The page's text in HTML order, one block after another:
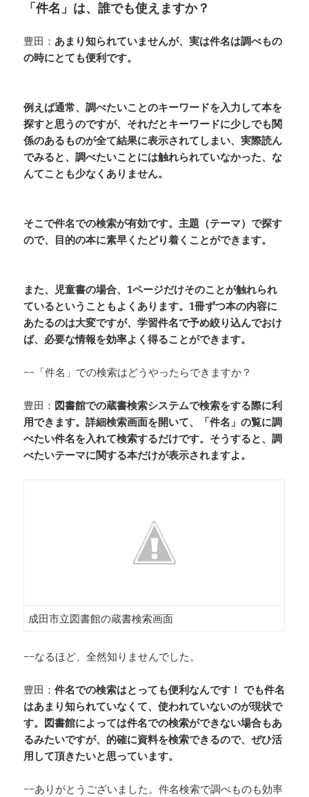
「件名」は、誰でも使えますか？
豊田：あまり知られていませんが、実は件名は調べもの
の時にとても便利です。
例えば通常、調べたいことのキーワードを入力して本を
探すと思うのですが、それだとキーワードに少しでも関
係のあるものが全て結果に表示されてしまい、実際読ん
でみると、調べたいことには触れられていなかった、な
んてことも少なくありません。
そこで件名での検索が有効です。主題（テーマ）で探す
ので、目的の本に素早くたどり着くことができます。
また、児童書の場合、1ページだけそのことが触れられ
ているということもよくあります。1冊ずつ本の内容に
あたるのは大変ですが、学習件名で予め絞り込んでおけ
ば、必要な情報を効率よく得ることができます。
−−「件名」での検索はどうやったらできますか？
豊田： 図書館での蔵書検索システムで検索をする際に利
用できます。詳細検索画面を開いて、「件名」の覧に調
べたい件名を入れて検索するだけです。そうすると、調
べたいテーマに関する本だけが表示されますよ。
成田市立図書館の蔵書検索画面
−−なるほど、全然知りませんでした。
豊田：件名での検索はとっても便利なんです！ でも件名
はあまり知られていなくて、使われていないのが現状で
す。図書館によっては件名での検索ができない場合もあ
るみたいですが、的確に資料を検索できるので、ぜひ活
用して頂きたいと思っています。
−−ありがとうございました。件名検索で調べものも効率